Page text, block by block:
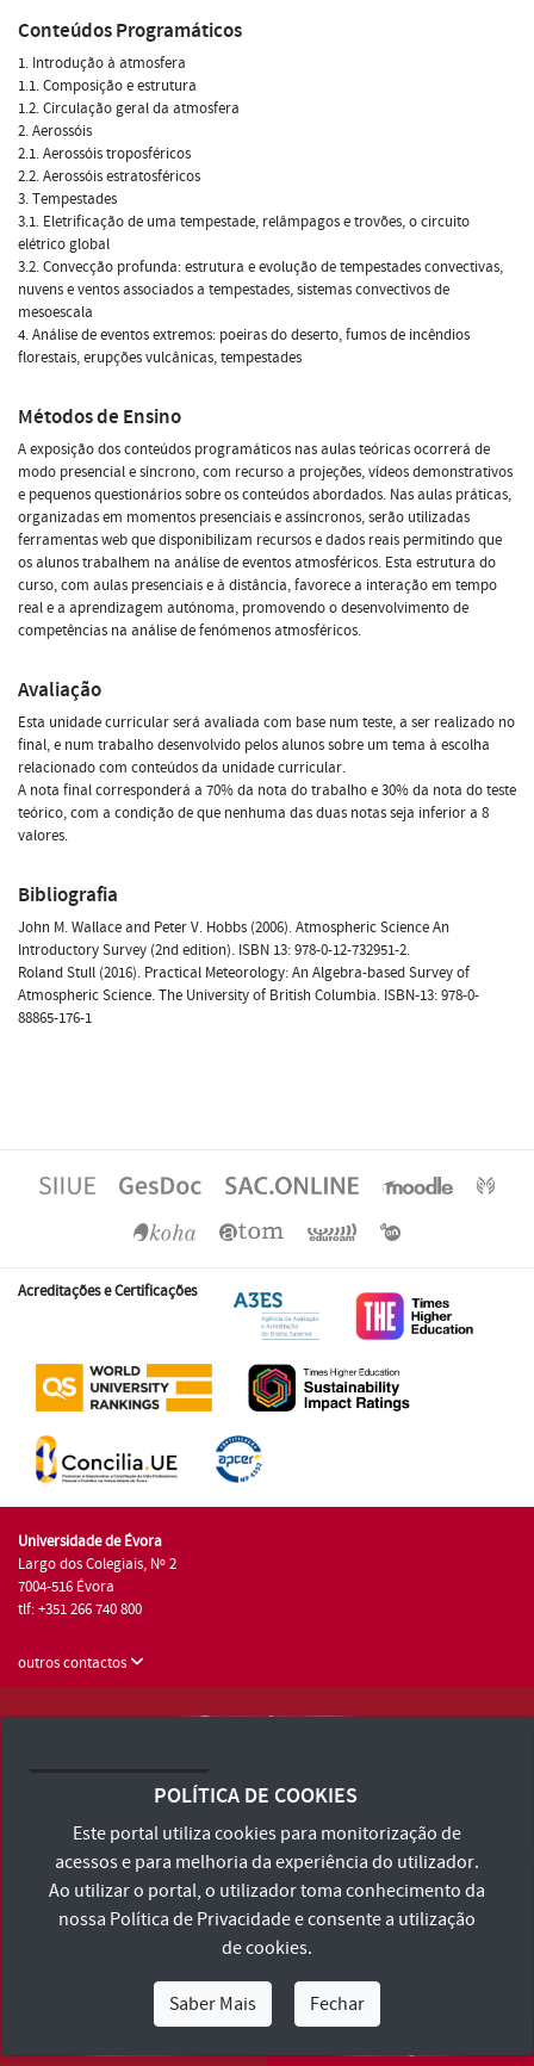
Conteúdos Programáticos
1. Introdução à atmosfera
1.1. Composição e estrutura
1.2. Circulação geral da atmosfera
2. Aerossóis
2.1. Aerossóis troposféricos
2.2. Aerossóis estratosféricos
3. Tempestades
3.1. Eletrificação de uma tempestade, relâmpagos e trovões, o circuito
elétrico global
3.2. Convecção profunda: estrutura e evolução de tempestades convectivas,
nuvens e ventos associados a tempestades, sistemas convectivos de
mesoescala
4. Análise de eventos extremos: poeiras do deserto, fumos de incêndios
florestais, erupções vulcânicas, tempestades
Métodos de Ensino
A exposição dos conteúdos programáticos nas aulas teóricas ocorrerá de
modo presencial e síncrono, com recurso a projeções, vídeos demonstrativos
e pequenos questionários sobre os conteúdos abordados. Nas aulas práticas,
organizadas em momentos presenciais e assíncronos, serão utilizadas
ferramentas web que disponibilizam recursos e dados reais permitindo que
os alunos trabalhem na análise de eventos atmosféricos. Esta estrutura do
curso, com aulas presenciais e à distância, favorece a interação em tempo
real e a aprendizagem autónoma, promovendo o desenvolvimento de
competências na análise de fenómenos atmosféricos.
Avaliação
Esta unidade curricular será avaliada com base num teste, a ser realizado no
final, e num trabalho desenvolvido pelos alunos sobre um tema à escolha
relacionado com conteúdos da unidade curricular.
A nota final corresponderá a 70% da nota do trabalho e 30% da nota do teste
teórico, com a condição de que nenhuma das duas notas seja inferior a 8
valores.
Bibliografia
John M. Wallace and Peter V. Hobbs (2006). Atmospheric Science An
Introductory Survey (2nd edition). ISBN 13: 978-0-12-732951-2.
Roland Stull (2016). Practical Meteorology: An Algebra-based Survey of
Atmospheric Science. The University of British Columbia. ISBN-13: 978-0-
88865-176-1
Acreditações e Certificações
Universidade de Évora
Largo dos Colegiais, Nº 2
7004-516 Évora
tlf: +351 266 740 800
outros contactos
Consulte os Termos e Condições e Política de Privacidade
Declaração de Acessibilidade
POLÍTICA DE COOKIES
Este portal utiliza cookies para monitorização de
acessos e para melhoria da experiência do utilizador.
Ao utilizar o portal, o utilizador toma conhecimento da
nossa Política de Privacidadee consente a utilização
de cookies.
Saber Mais Fechar